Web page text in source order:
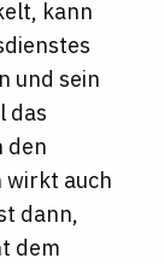
kann
und sein
das
den
wirkt auch
dann,
dem